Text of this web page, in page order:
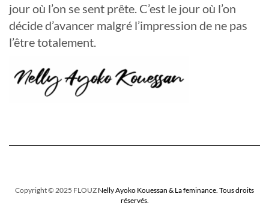
jour où l’on se sent prête. C’est le jour où l’on
décide d’avancer malgré l’impression de ne pas
l’être totalement.
Copyright © 2025 FLOUZ Nelly Ayoko Kouessan & La feminance. Tous droits
réservés.